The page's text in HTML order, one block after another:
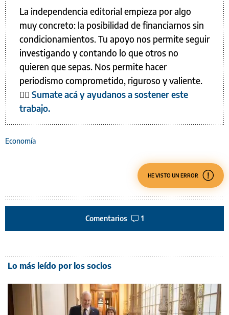
La independencia editorial empieza por algo
muy concreto: la posibilidad de financiarnos sin
condicionamientos. Tu apoyo nos permite seguir
investigando y contando lo que otros no
quieren que sepas. Nos permite hacer
periodismo comprometido, riguroso y valiente.
👉🏼 Sumate acá y ayudanos a sostener este
trabajo.
Economía
HE VISTO UN ERROR
Comentarios 1
Lo más leído por los socios